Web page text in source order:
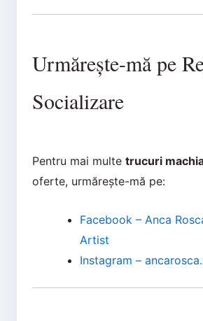
Urmărește-mă pe
Socializare
Pentru mai multe trucuri
oferte, urmărește-mă pe:
Facebook – Anca
Artist
Instagram –